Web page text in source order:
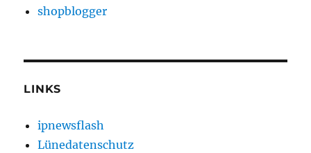
shopblogger
LINKS
ipnewsflash
Lünedatenschutz